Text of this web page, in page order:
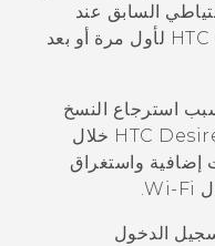
السابق عند
لأول مرة أو بعد
استرجاع النسخ
HTC خلال
إضافية واستغراق
Wi‍-Fi
.
الدخول